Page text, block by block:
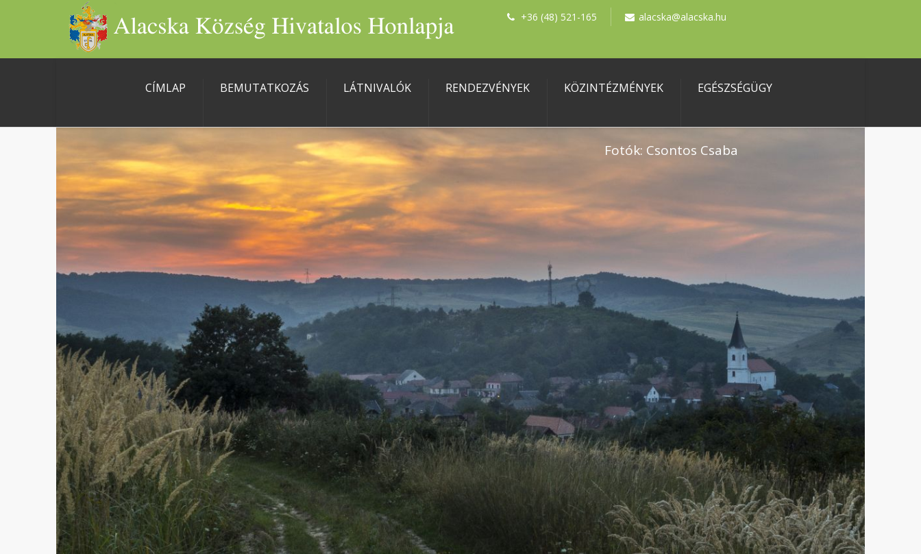
+36 (48) 521-165 alacska@alacska.hu
CÍMLAP BEMUTATKOZÁS LÁTNIVALÓK RENDEZVÉNYEK KÖZINTÉZMÉNYEK EGÉSZSÉGÜGY
Fotók: Csontos Csaba